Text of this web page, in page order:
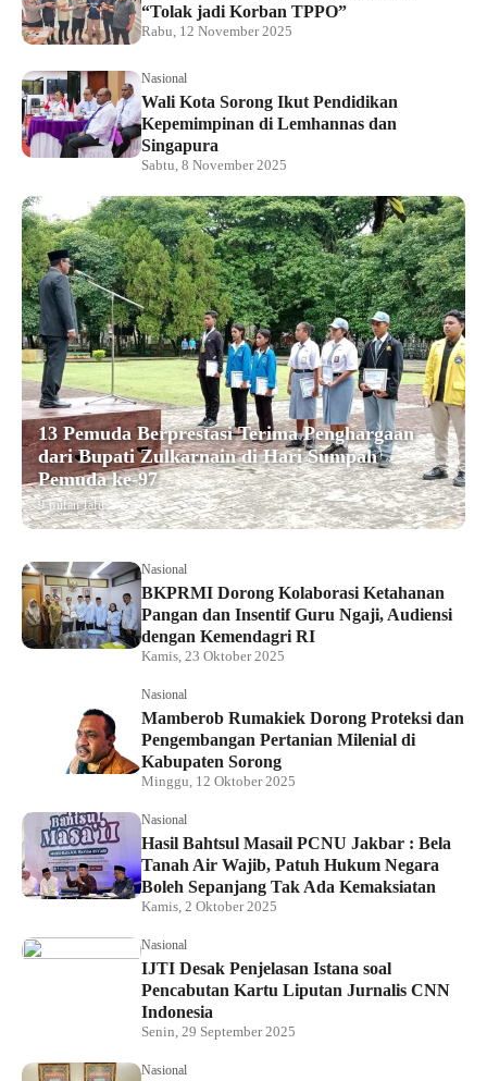
“Tolak jadi Korban TPPO”
Rabu, 12 November 2025
Nasional
Wali Kota Sorong Ikut Pendidikan
Kepemimpinan di Lemhannas dan
Singapura
Sabtu, 8 November 2025
13 Pemuda Berprestasi Terima Penghargaan
dari Bupati Zulkarnain di Hari Sumpah
Pemuda ke-97
9 bulan lalu
Nasional
BKPRMI Dorong Kolaborasi Ketahanan
Pangan dan Insentif Guru Ngaji, Audiensi
dengan Kemendagri RI
Kamis, 23 Oktober 2025
Nasional
Mamberob Rumakiek Dorong Proteksi dan
Pengembangan Pertanian Milenial di
Kabupaten Sorong
Minggu, 12 Oktober 2025
Nasional
Hasil Bahtsul Masail PCNU Jakbar : Bela
Tanah Air Wajib, Patuh Hukum Negara
Boleh Sepanjang Tak Ada Kemaksiatan
Kamis, 2 Oktober 2025
Nasional
IJTI Desak Penjelasan Istana soal
Pencabutan Kartu Liputan Jurnalis CNN
Indonesia
Senin, 29 September 2025
Nasional